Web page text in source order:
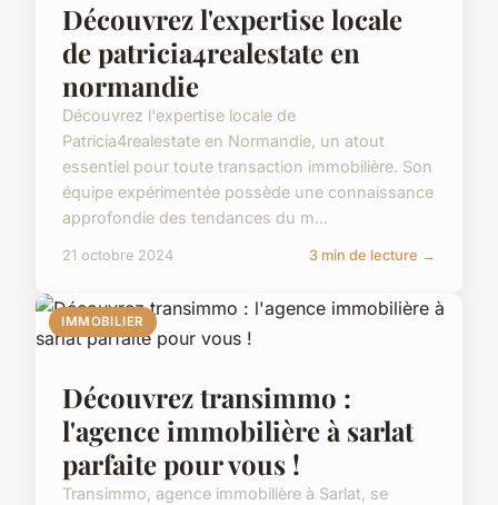
Découvrez l'expertise locale
de patricia4realestate en
normandie
Découvrez l'expertise locale de
Patricia4realestate en Normandie, un atout
essentiel pour toute transaction immobilière. Son
équipe expérimentée possède une connaissance
approfondie des tendances du m...
21 octobre 2024 3 min de lecture →
IMMOBILIER
Découvrez transimmo :
l'agence immobilière à sarlat
parfaite pour vous !
Transimmo, agence immobilière à Sarlat, se